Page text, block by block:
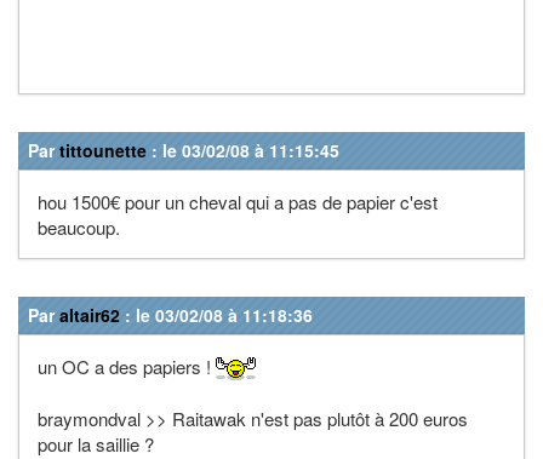
Partittounette : le 03/02/08 à 11:15:45
hou 1500€ pour un cheval qui a pas de papier c'est
beaucoup.
Paraltair62 : le 03/02/08 à 11:18:36
un OC a des papiers !
braymondval >> Raitawak n'est pas plutôt à 200 euros
pour la saillie ?